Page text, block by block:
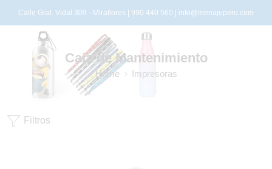
Calle Gral. Vidal 309 - Miraflores | 990 440 560 | info@menajeperu.com
Caja de Mantenimiento
Home Impresoras
Filtros